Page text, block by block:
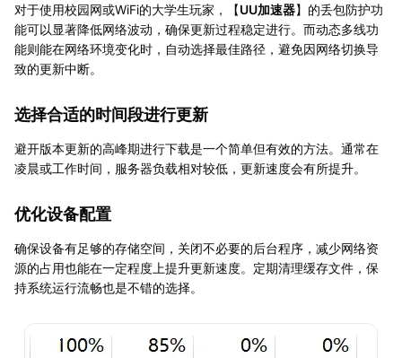
对于使用校园网或WiFi的大学生玩家，【UU加速器】的丢包防护功
能可以显著降低网络波动，确保更新过程稳定进行。而动态多线功
能则能在网络环境变化时，自动选择最佳路径，避免因网络切换导
致的更新中断。
选择合适的时间段进行更新
避开版本更新的高峰期进行下载是一个简单但有效的方法。通常在
凌晨或工作时间，服务器负载相对较低，更新速度会有所提升。
优化设备配置
确保设备有足够的存储空间，关闭不必要的后台程序，减少网络资
源的占用也能在一定程度上提升更新速度。定期清理缓存文件，保
持系统运行流畅也是不错的选择。